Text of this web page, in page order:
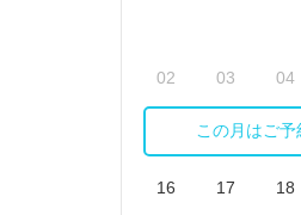
談者様を大きく混乱させること
す。（公認心理師法第42条２項）
ないといった場合、カメラをオフ
02 03 04
10 11
16 17 18
この月はご